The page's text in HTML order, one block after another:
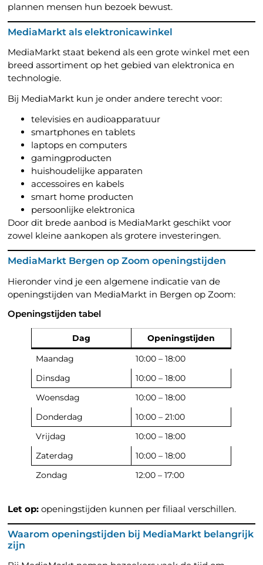
plannen mensen hun bezoek bewust.
MediaMarkt als elektronicawinkel
MediaMarkt staat bekend als een grote winkel met een
breed assortiment op het gebied van elektronica en
technologie.
Bij MediaMarkt kun je onder andere terecht voor:
televisies en audioapparatuur
smartphones en tablets
laptops en computers
gamingproducten
huishoudelijke apparaten
accessoires en kabels
smart home producten
persoonlijke elektronica
Door dit brede aanbod is MediaMarkt geschikt voor
zowel kleine aankopen als grotere investeringen.
MediaMarkt Bergen op Zoom openingstijden
Hieronder vind je een algemene indicatie van de
openingstijden van MediaMarkt in Bergen op Zoom:
Openingstijden tabel
Dag Openingstijden
Maandag 10:00 – 18:00
Dinsdag 10:00 – 18:00
Woensdag 10:00 – 18:00
Donderdag 10:00 – 21:00
Vrijdag 10:00 – 18:00
Zaterdag 10:00 – 18:00
Zondag 12:00 – 17:00
Let op: openingstijden kunnen per filiaal verschillen.
Waarom openingstijden bij MediaMarkt belangrijk
zijn